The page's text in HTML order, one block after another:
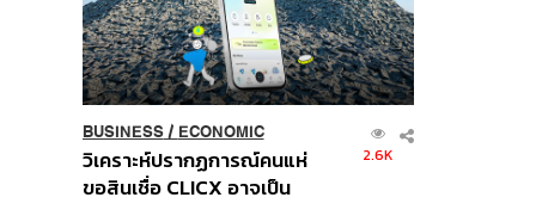
BUSINESS/ ECONOMIC
วิเคราะห์ปรากฏการณ์คนแห่
ขอสินเชื่อ CLICX อาจเป็น
2.6K